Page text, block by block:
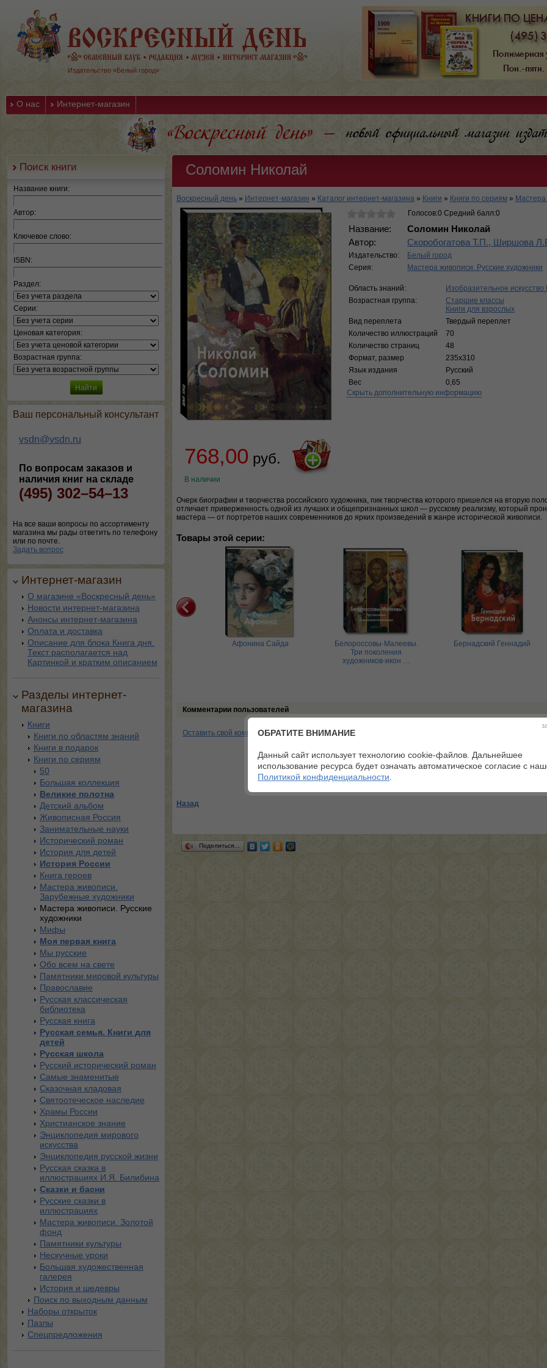
Издательство «Белый город»
О нас Интернет-магазин
Поиск книги
Название книги:
Автор:
Ключевое слово:
ISBN:
Раздел:
Серии:
Ценовая категория:
Возрастная группа:
Ваш персональный консультант
vsdn@vsdn.ru
По вопросам заказов и
наличия книг на складе
(495) 302–54–13
На все ваши вопросы по ассортименту
магазина мы рады ответить по телефону
или по почте.
Задать вопрос
Интернет-магазин
О магазине «Воскресный день»
Новости интернет-магазина
Анонсы интернет-магазина
Оплата и доставка
Описание для блока Книга дня.
Текст располагается над
Картинкой и кратким описанием
Разделы интернет-
магазина
Книги
Книги по областям знаний
Книги в подарок
Книги по сериям
50
Большая коллекция
Великие полотна
Детский альбом
Живописная Россия
Занимательные науки
Исторический роман
История для детей
История России
Книга героев
Мастера живописи.
Зарубежные художники
Мастера живописи. Русские
художники
Мифы
Моя первая книга
Мы русские
Обо всем на свете
Памятники мировой культуры
Православие
Русская классическая
библиотека
Русская книга
Русская семья. Книги для
детей
Русская школа
Русский исторический роман
Самые знаменитые
Сказочная кладовая
Святоотеческое наследие
Храмы России
Христианское знание
Энциклопедия мирового
искусства
Энциклопедия русской жизни
Русская сказка в
иллюстрациях И.Я. Билибина
Сказки и басни
Русские сказки в
иллюстрациях
Мастера живописи. Золотой
фонд
Памятники культуры
Нескучные уроки
Большая художественная
галерея
История и шедевры
Поиск по выходным данным
Наборы открыток
Пазлы
Спецпредложения
Соломин Николай
Воскресный день » Интернет-магазин » Каталог интернет-магазина » Книги » Книги по сериям » Мастера
768,00 руб.
В наличии
Голосов:0 Средний балл:0
Название:
Соломин Николай
Автор:
Скоробогатова Т.П., Ширшова
Издательство:
Белый город
Серия:
Мастера живописи. Русские художники
Область знаний:
Изобразительное искусство
Возрастная группа:
Старшие классы
Книги для взрослых
Вид переплета
Твердый переплет
Количество иллюстраций
70
Количество страниц
48
Формат, размер
235х310
Язык издания
Русский
Вес
0,65
Скрыть дополнительную информацию
Очерк биографии и творчества российского художника, пик творчества которого пришелся на вторую
отличает приверженность одной из лучших и общепризнанных школ — русскому реализму, который
мастера — от портретов наших современников до ярких произведений в жанре исторической живописи.
Товары этой серии:
Кожин Семён Корнеев Евгений Афонина Сайда
Белороссовы-Малеевы.
Три поколения
художников-икон …
Бернадский Геннадий
Комментарии пользователей
Оставить свой комментарий
Назад
Поделиться…
ОБРАТИТЕ ВНИМАНИЕ
Данный сайт использует технологию cookie-файлов. Дальнейшее
использование ресурса будет означать автоматическое согласие с
Политикой конфиденциальности